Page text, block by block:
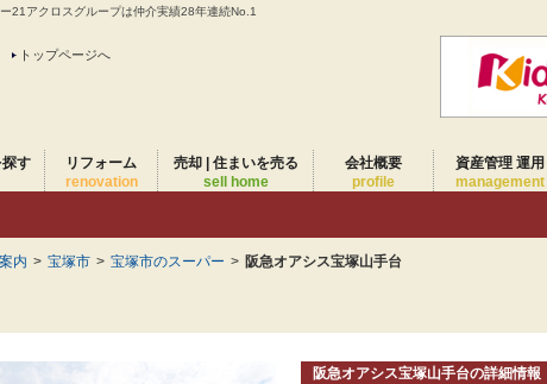
21アクロスグループは仲介実績28年連続No.1
トップページへ
す
リフォーム
renovation
売却 | 住まいを売る
sell home
会社概要
profile
資産管理 運用
management
内 > 宝塚市 > 宝塚市のスーパー > 阪急オアシス宝塚山手台
阪急オアシス宝塚山手台の詳細情報